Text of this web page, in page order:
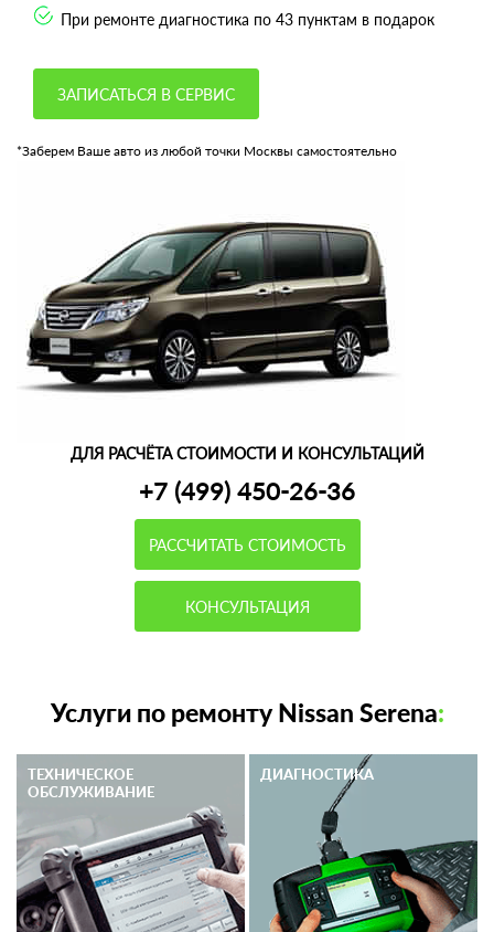
При ремонте диагностика по 43 пунктам в подарок
ЗАПИСАТЬСЯ В СЕРВИС
*Заберем Ваше авто из любой точки Москвы самостоятельно
ДЛЯ РАСЧЁТА СТОИМОСТИ И КОНСУЛЬТАЦИЙ
+7 (499) 450-26-36
РАССЧИТАТЬ СТОИМОСТЬ
КОНСУЛЬТАЦИЯ
Услуги по ремонту Nissan Serena:
ТЕХНИЧЕСКОЕ
ОБСЛУЖИВАНИЕ
ДИАГНОСТИКА